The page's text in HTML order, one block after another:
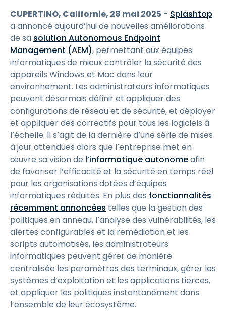
CUPERTINO, Californie, 28 mai 2025 - Splashtop
a annoncé aujourd’hui de nouvelles améliorations
de sa solution Autonomous Endpoint
Management (AEM), permettant aux équipes
informatiques de mieux contrôler la sécurité des
appareils Windows et Mac dans leur
environnement. Les administrateurs informatiques
peuvent désormais définir et appliquer des
configurations de réseau et de sécurité, et déployer
et appliquer des correctifs pour tous les logiciels à
l’échelle. Il s’agit de la dernière d’une série de mises
à jour attendues alors que l’entreprise met en
œuvre sa vision de l’informatique autonomeafin
de favoriser l’efficacité et la sécurité en temps réel
pour les organisations dotées d’équipes
informatiques réduites. En plus des fonctionnalités
récemment annoncées telles que la gestion des
politiques en anneau, l’analyse des vulnérabilités, les
alertes configurables et la remédiation et les
scripts automatisés, les administrateurs
informatiques peuvent gérer de manière
centralisée les paramètres des terminaux, gérer les
systèmes d’exploitation et les applications tierces,
et appliquer les politiques instantanément dans
l’ensemble de leur écosystème.